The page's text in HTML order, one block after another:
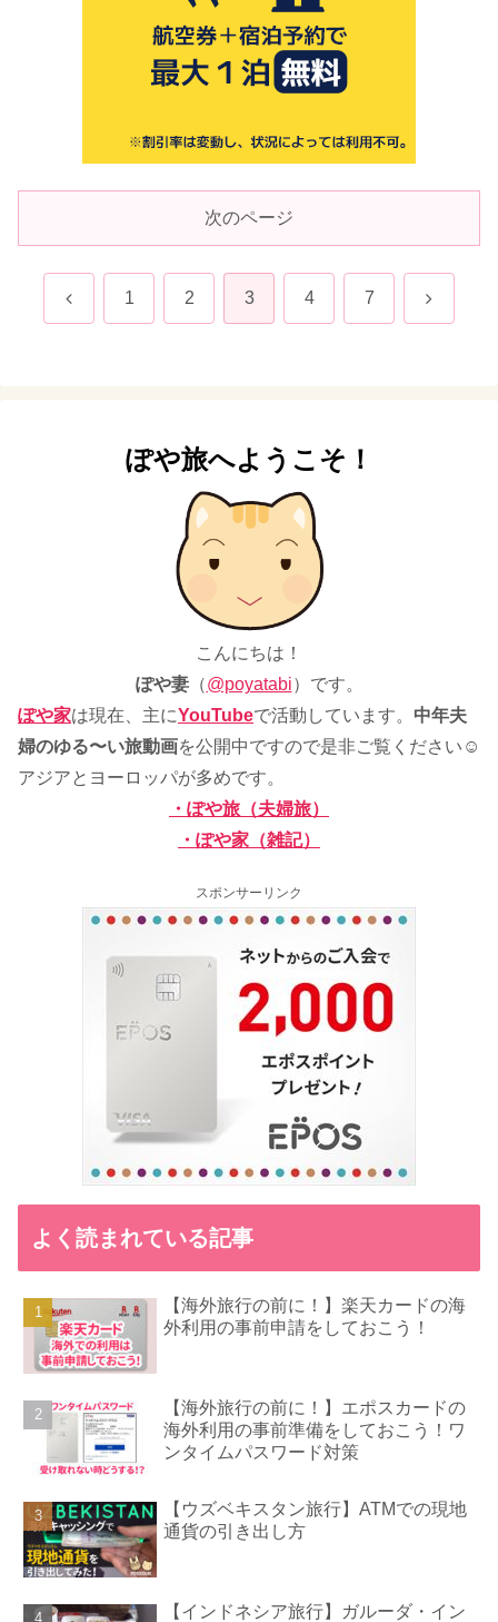
次のページ
前 1 2 3 4 7 次
ぽや旅へようこそ！
こんにちは！
ぽや妻（@poyatabi）です。
ぽや家は現在、主にYouTubeで活動しています。 中年夫
婦のゆる〜い旅動画を公開中ですので是非ご覧ください☺
アジアとヨーロッパが多めです。
・ぽや旅（夫婦旅）
・ぽや家（雑記）
スポンサーリンク
よく読まれている記事
【海外旅行の前に！】楽天カードの海
外利用の事前申請をしておこう！
【海外旅行の前に！】エポスカードの
海外利用の事前準備をしておこう！ワ
ンタイムパスワード対策
【ウズベキスタン旅行】ATMでの現地
通貨の引き出し方
【インドネシア旅行】ガルーダ・イン